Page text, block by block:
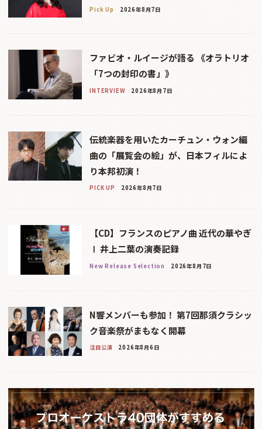
Pick Up 2026年8月7日
ファビオ・ルイージが語る 《オラトリオ
「7つの封印の書」》
INTERVIEW 2026年8月7日
伝統楽器を用いたカーチュン・ウォン編
曲の「展覧会の絵」が、日本フィルによ
り本邦初演！
PICK UP 2026年8月7日
【CD】フランスのピアノ曲 近代の華やぎ
Ⅰ 井上二葉の演奏記録
New Release Selection 2026年8月7日
N響メンバーも参加！ 第7回那須クラシッ
ク音楽祭がまもなく開幕
注目公演 2026年8月6日